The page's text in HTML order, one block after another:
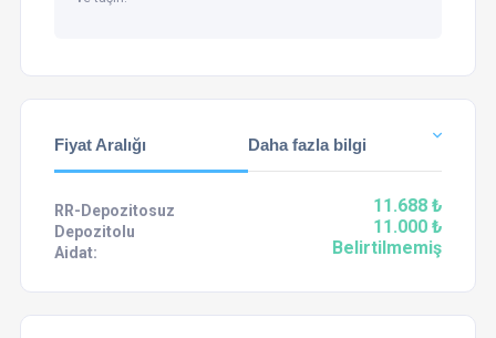
Fiyat Aralığı Daha fazla bilgi
RR-Depozitosuz 11.688 ₺
Depozitolu 11.000 ₺
Aidat: Belirtilmemiş